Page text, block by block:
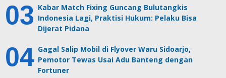
Kabar Match Fixing Guncang Bulutangkis
Indonesia Lagi, Praktisi Hukum: Pelaku Bisa
Dijerat Pidana
Gagal Salip Mobil di Flyover Waru Sidoarjo,
Pemotor Tewas Usai Adu Banteng dengan
Fortuner